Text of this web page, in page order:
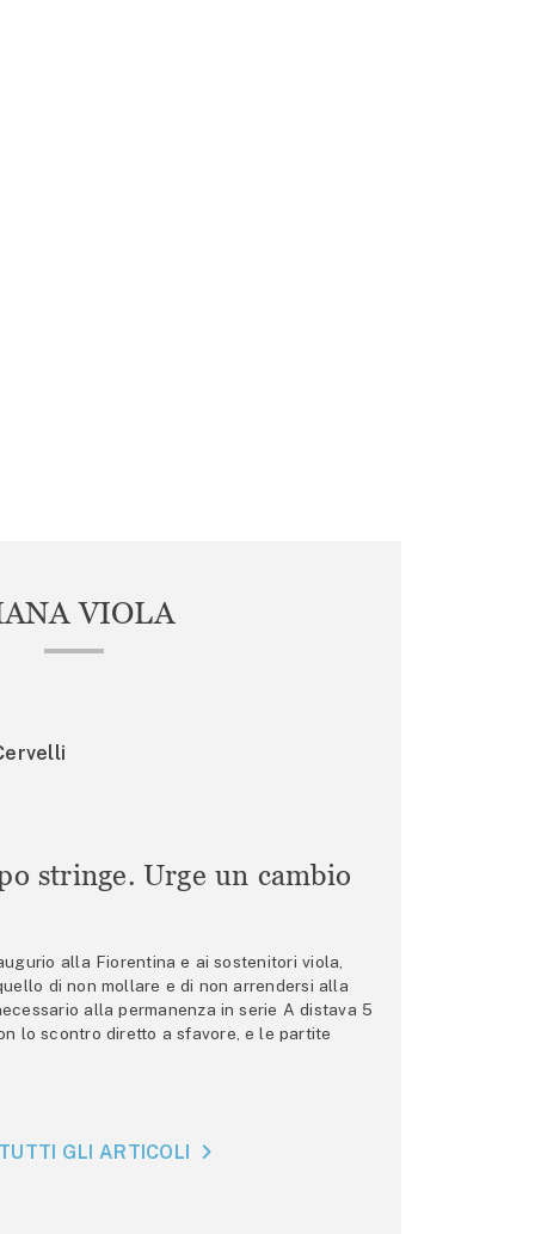
VIOLA
stringe. Urge un cambio
alla Fiorentina e ai sostenitori viola,
di non mollare e di non arrendersi alla
alla permanenza in serie A distava 5
lo scontro diretto a sfavore, e le partite
GLI ARTICOLI